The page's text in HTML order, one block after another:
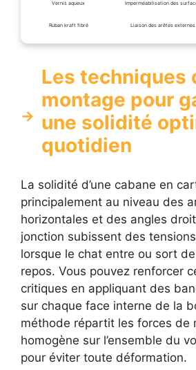
Vernis aqueux Imperméabilisation des
Ruban kraft fibré Liaison des arêtes externes
Les techniques
montage pour
une solidité
quotidien
La solidité d’une cabane en
principalement au niveau des
horizontales et des angles
jonction subissent des
lorsque le chat entre ou sort
repos. Vous pouvez renforcer
critiques en appliquant des
sur chaque face interne de la
méthode répartit les forces de
homogène sur l’ensemble du
pour éviter toute déformation.